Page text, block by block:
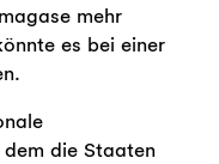
mehr
es bei einer
die Staaten